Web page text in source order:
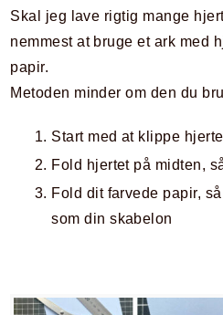
Skal jeg lave rigtig mange
nemmest at bruge et ark med
papir.
Metoden minder om den du
Start med at klippe
Fold hjertet på midten,
Fold dit farvede papir,
som din skabelon